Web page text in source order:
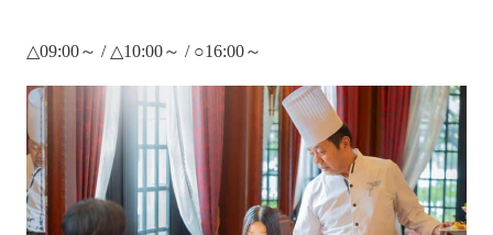
△09:00～ / △10:00～ / ○16:00～